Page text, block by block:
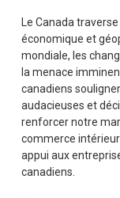
Le Canada
économique et
mondiale, les
la menace
canadiens
audacieuses et
renforcer notre
commerce
appui aux
canadiens.